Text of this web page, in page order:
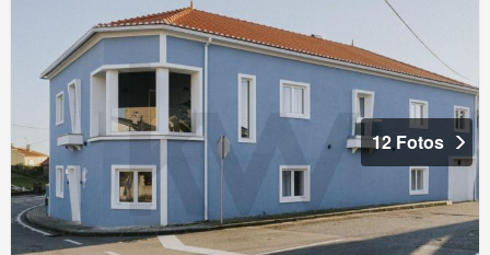
12 Fotos